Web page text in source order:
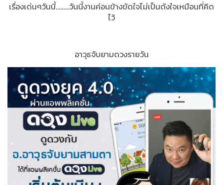
เรื่องเด่นๆวันนี้.........วันนี้งานค่อนข้างขัดใจไม่เป็นดังใจเหมือนที่คิด
ไว้
อาวุธจับยามดวงรายวัน